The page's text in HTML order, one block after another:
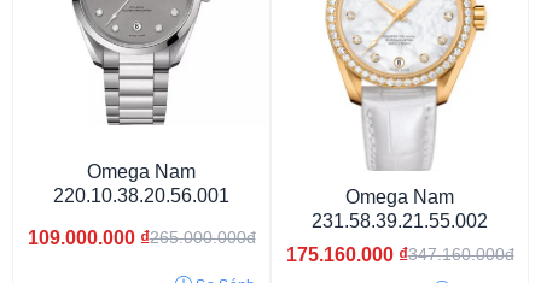
Thụy Sỹ Nhật
Omega Nam
220.10.38.20.56.001
109.000.000 ₫265.000.000đ
Omega Nam
231.58.39.21.55.002
175.160.000 ₫347.160.000đ